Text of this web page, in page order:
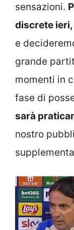
sensazioni.
discrete ieri,
e
grande
momenti in
fase di
sarà
nostro